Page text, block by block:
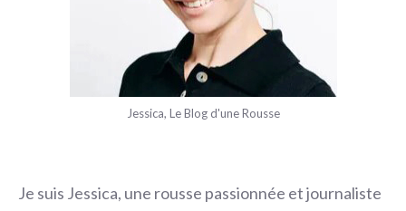
Jessica, Le Blog d'une Rousse
Je suis Jessica, une rousse passionnée et journaliste